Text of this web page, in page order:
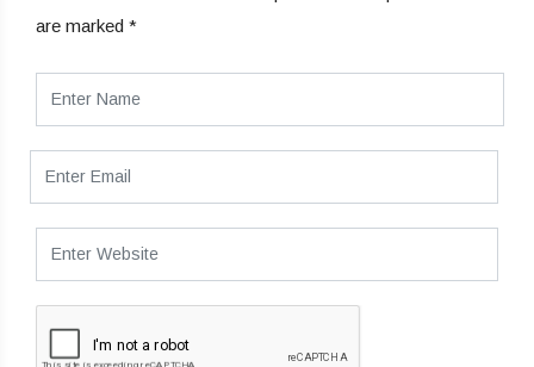
are marked *